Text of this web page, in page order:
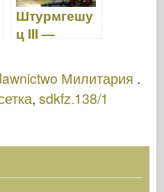
Штурмгешу
ц III —
o Militaria 006Милитария .
, sdkfz.138/1